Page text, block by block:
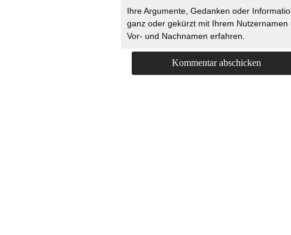
Ihre Argumente, Gedanken oder
ganz oder gekürzt mit Ihrem
Vor- und Nachnamen erfahren.